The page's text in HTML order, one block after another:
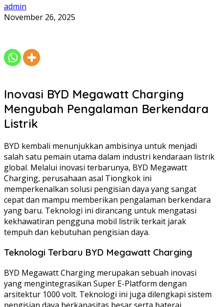
admin
November 26, 2025
Inovasi BYD Megawatt Charging
Mengubah Pengalaman Berkendara
Listrik
BYD kembali menunjukkan ambisinya untuk menjadi
salah satu pemain utama dalam industri kendaraan listrik
global. Melalui inovasi terbarunya, BYD Megawatt
Charging, perusahaan asal Tiongkok ini
memperkenalkan solusi pengisian daya yang sangat
cepat dan mampu memberikan pengalaman berkendara
yang baru. Teknologi ini dirancang untuk mengatasi
kekhawatiran pengguna mobil listrik terkait jarak
tempuh dan kebutuhan pengisian daya.
Teknologi Terbaru BYD Megawatt Charging
BYD Megawatt Charging merupakan sebuah inovasi
yang mengintegrasikan Super E-Platform dengan
arsitektur 1000 volt. Teknologi ini juga dilengkapi sistem